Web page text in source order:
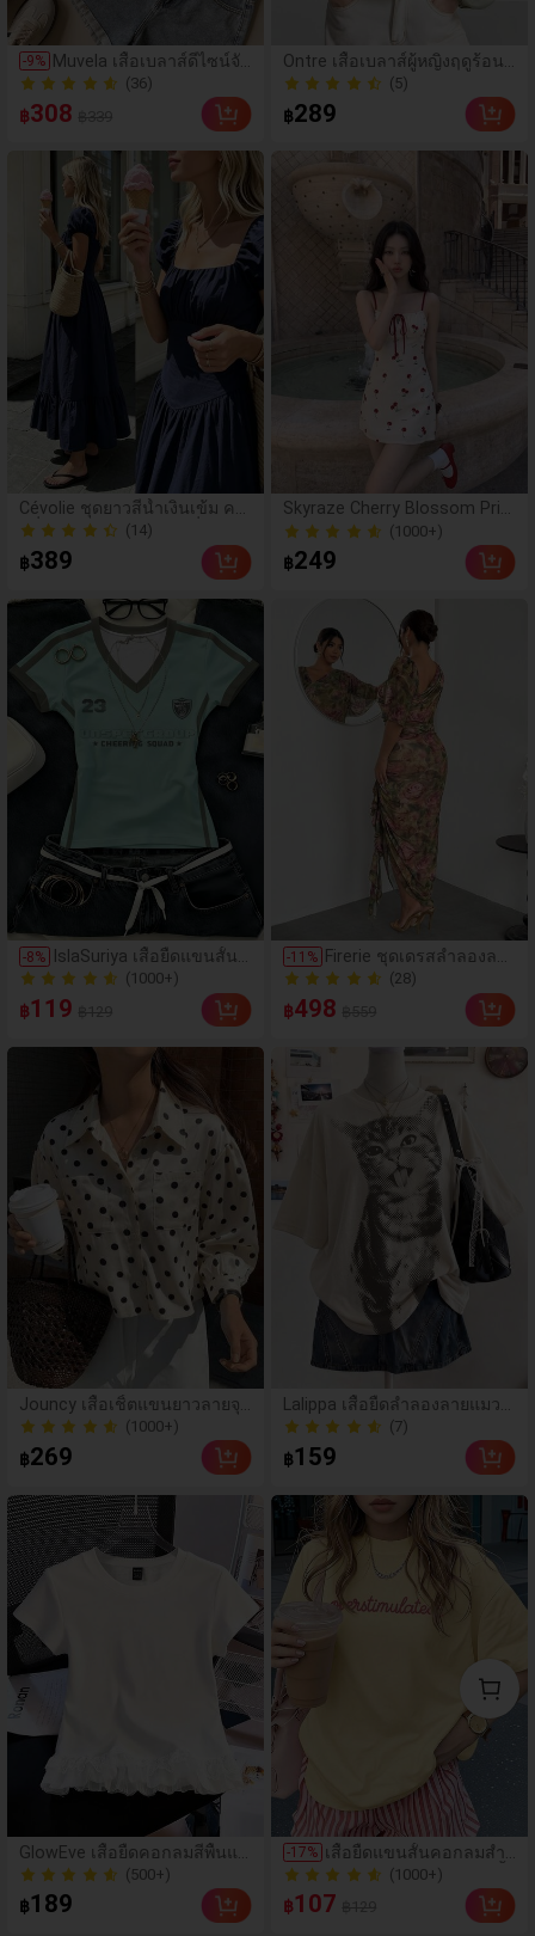
-9% Muvela เสื้อเบลาส์ดีไซน์จับ
จีบเอวสีขาวใหม่สำหรับฤดู
ร้อน, สไตล์วินเทจสำหรับใส่
ไปทำงาน, เหมาะสำหรับวัน
รศึกษา, ชุดลำลองประจำวั
นหรูหรา, สไตล์ยุค 90, เหม
าะสำหรับออกนอกบ้าน, เด
ท, งานเลี้ยงวันเกิด, การรว
มตัว, วันหยุดพักผ่อน, ชายห
าด, เทศกาลดนตรีคันทรี, ก
ารเดินทาง, ชุดมินิมอล, บรั
นช์, งานเลี้ยงน้ำชา, สนาม
(36)
฿308
Cévolie ชุดยาวสีน้ำเงินเข้ม คอเ
หลี่ยม จับจีบ เอวเข้ารูป ที่ช่วยเส
ริมรูปร่าง และสามารถสวมใส่แ
บบเปิดไหล่ได้ เหมาะสำหรับฤดูใ
อนที่ชายหาด
(14)
฿389
-8%
IslaSuriya เสื้อยืดแขนสั้นเ
ข้ารูปคอวีพิมพ์ลายตัวเลข
ลำลองสำหรับผู้หญิง
(1000+)
200+ ขายแล้ว
200+ ขายแล้ว
฿119
Jouncy เสื้อเชิ้ตแขนยาวลายจุด
ทรงหลวมสำหรับผู้หญิง
(1000+)
100+ ขายแล้ว
100+ ขายแล้ว
฿269
GlowEve เสื้อยืดคอกลมสีพื้นแต่
งลูกไม้, ฤดูร้อน
(500+)
60+ ขายแล้ว
60+ ขายแล้ว
฿189
Ontre เสื้อเบลาส์ผู้หญิงฤดูร้อนใ
หม่ 2026 เอวเข้ารูป ทรงหลวม
สีเขียวทหารพื้น แขนยาว ผ้าทอ
แต่งลายริ้ว คอกว้าง ดีไซน์ด้าน
อล เรียบหรู เหมาะสำหรับงานป
าร์ตี้น้ำชา วันอิสรภาพ สไตล์ Ol
d Money สำหรับครูและชุดทำง
านผู้หญิง ใส่เที่ยวพักผ่อนและออ
กเดท แฟชั่นอเนกประสงค์
(5)
฿289
Skyraze Cherry Blossom Prin
t Ruched Bust Cami Dress, ฤ
ดูใบไม้ผลิ
(1000+)
100+ ขายแล้ว
100+ ขายแล้ว
฿249
-11 % Firerie ชุดเดรสลำลองลาย
ดอกไม้คอวีสำหรับผู้หญิงไ
ซส์ใหญ่
(28)
฿498
Lalippa เสื้อยืดลำลองลายแมว
สำหรับผู้หญิงไซส์ใหญ่ ใส่ได้ทุกวั
(7)
฿159
-17% เสื้อยืดแขนสั้นคอกลมสำห
รับผู้หญิง - ลายพิมพ์ ผ้าเนื้
อนุ่มและสบาย ซักด้วยเครื่
องได้ เสื้อฤดูร้อนสีเหลือง
(1000+)
100+ ขายแล้ว
100+ ขายแล้ว
฿107